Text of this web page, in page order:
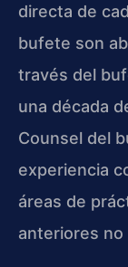
directa de
bufete son
través del
una década
Counsel del
experiencia
áreas de
anteriores no